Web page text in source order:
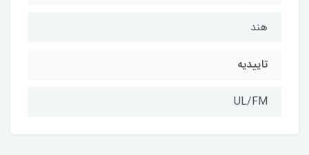
هند
تاییدیه
UL/FM